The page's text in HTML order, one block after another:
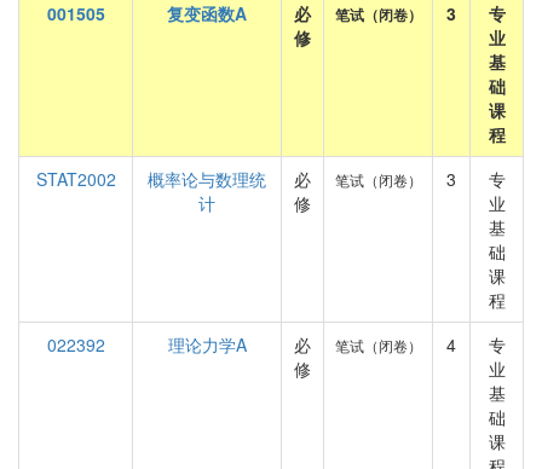
001505
复变函数A
必
修
笔试（闭卷） 3
专
业
基
础
课
程
STAT2002
概率论与数理统
计
必
修
笔试（闭卷） 3
专
业
基
础
课
程
022392
理论力学A
必
修
笔试（闭卷） 4
专
业
基
础
课